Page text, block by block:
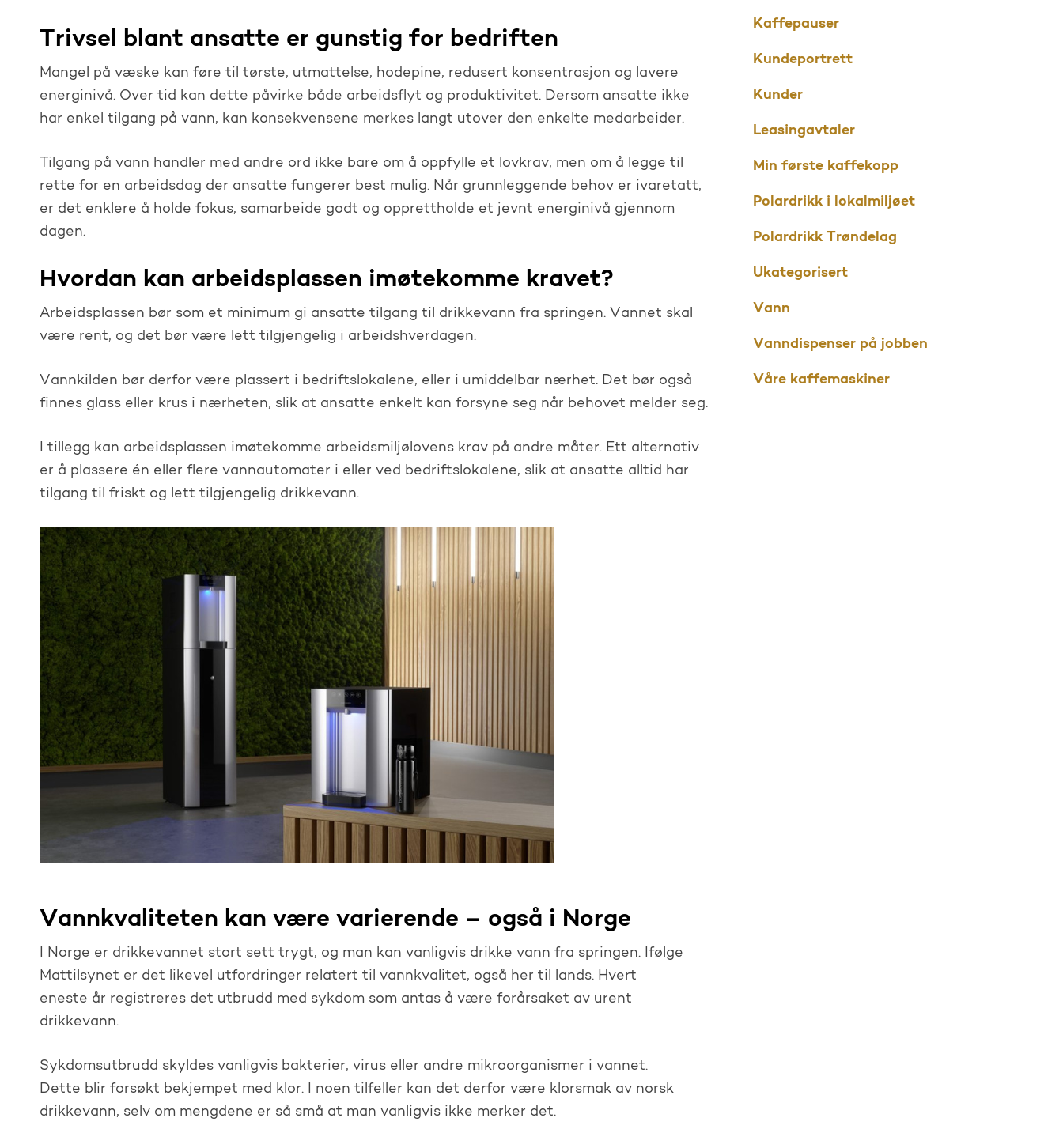
Trivsel blant ansatte er gunstig for bedriften
Mangel på væske kan føre til tørste, utmattelse, hodepine, redusert konsentrasjon og lavere
energinivå. Over tid kan dette påvirke både arbeidsflyt og produktivitet. Dersom ansatte ikke
har enkel tilgang på vann, kan konsekvensene merkes langt utover den enkelte medarbeider.
Tilgang på vann handler med andre ord ikke bare om å oppfylle et lovkrav, men om å legge til
rette for en arbeidsdag der ansatte fungerer best mulig. Når grunnleggende behov er ivaretatt,
er det enklere å holde fokus, samarbeide godt og opprettholde et jevnt energinivå gjennom
dagen.
Hvordan kan arbeidsplassen imøtekomme kravet?
Arbeidsplassen bør som et minimum gi ansatte tilgang til drikkevann fra springen. Vannet skal
være rent, og det bør være lett tilgjengelig i arbeidshverdagen.
Vannkilden bør derfor være plassert i bedriftslokalene, eller i umiddelbar nærhet. Det bør også
finnes glass eller krus i nærheten, slik at ansatte enkelt kan forsyne seg når behovet melder seg.
I tillegg kan arbeidsplassen imøtekomme arbeidsmiljølovens krav på andre måter. Ett alternativ
er å plassere én eller flere vannautomater i eller ved bedriftslokalene, slik at ansatte alltid har
tilgang til friskt og lett tilgjengelig drikkevann.
Vannkvaliteten kan være varierende – også i Norge
I Norge er drikkevannet stort sett trygt, og man kan vanligvis drikke vann fra springen. Ifølge
Mattilsynet er det likevel utfordringer relatert til vannkvalitet, også her til lands. Hvert
eneste år registreres det utbrudd med sykdom som antas å være forårsaket av urent
drikkevann.
Sykdomsutbrudd skyldes vanligvis bakterier, virus eller andre mikroorganismer i vannet.
Dette blir forsøkt bekjempet med klor. I noen tilfeller kan det derfor være klorsmak av norsk
drikkevann, selv om mengdene er så små at man vanligvis ikke merker det.
Kaffepauser
Kundeportrett
Kunder
Leasingavtaler
Min første kaffekopp
Polardrikk i lokalmiljøet
Polardrikk Trøndelag
Ukategorisert
Vann
Vanndispenser på jobben
Våre kaffemaskiner